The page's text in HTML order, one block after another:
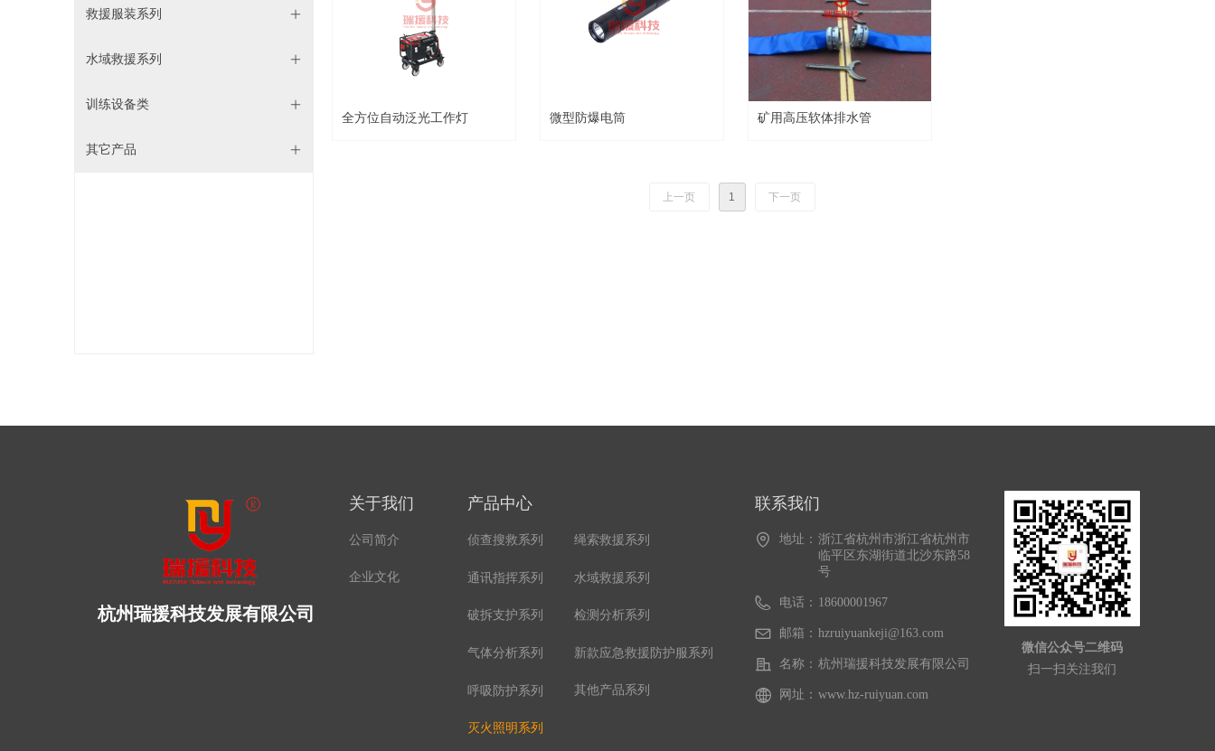
全方位自动泛光工作灯 微型防爆电筒 矿用高压软体排水管
上一页 1 下一页
ꄶ
救援服装系列
ꄶ
水域救援系列
ꄶ
训练设备类
ꄶ
其它产品
微信公众号二维码
扫一扫关注我们
关于我们
公司简介
企业文化
杭州瑞援科技发展有限公司
产品中心
绳索救援系列
水域救援系列
检测分析系列
新款应急救援防护服系列
其他产品系列
侦查搜救系列
通讯指挥系列
破拆支护系列
气体分析系列
呼吸防护系列
灭火照明系列
联系我们
地址： 浙江省杭州市浙江省杭州市
临平区东湖街道北沙东路58
号
电话： 18600001967
邮箱： hzruiyuankeji@163.com
名称： 杭州瑞援科技发展有限公司
网址： www.hz-ruiyuan.com